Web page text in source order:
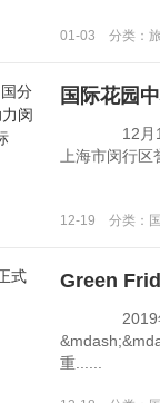
01-03 分类：
国际花园
12月16日-
上海市闵行
12-19 分类：
Green
2019年12
重......